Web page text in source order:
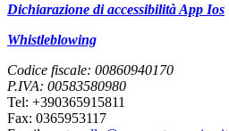
Dichiarazione di accessibilità App Ios
Whistleblowing
Codice fiscale: 00860940170
P.IVA: 00583580980
Tel: +390365915811
Fax: 0365953117